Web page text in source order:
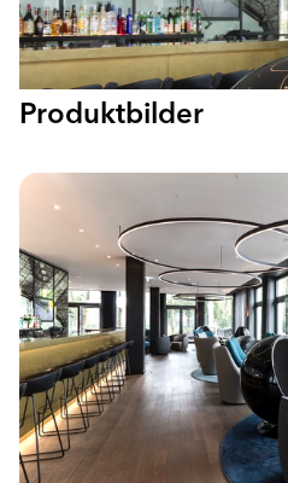
Produktbilder